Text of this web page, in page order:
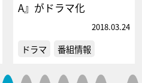
A』がドラマ化
2018.03.24
ドラマ 番組情報